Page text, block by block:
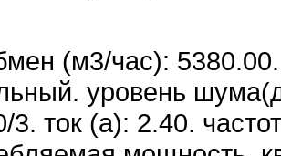
(м3/час):
уровень
3. ток (а): 2.40.